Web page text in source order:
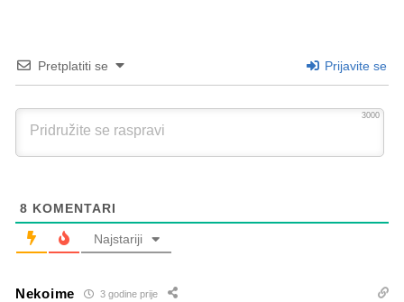
Pretplatiti se Prijavite se
3000
8 KOMENTARI
Najstariji
Nekoime 3 godine prije